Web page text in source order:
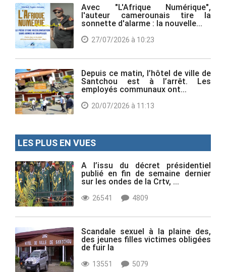
Avec "L'Afrique Numérique",
l'auteur camerounais tire la
sonnette d'alarme : la nouvelle...
27/07/2026 à 10:23
Depuis ce matin, l’hôtel de ville de
Santchou est à l’arrêt. Les
employés communaux ont...
20/07/2026 à 11:13
LES PLUS EN VUES
A l’issu du décret présidentiel
publié en fin de semaine dernier
sur les ondes de la Crtv, ...
26541 4809
Scandale sexuel à la plaine des,
des jeunes filles victimes obligées
de fuir la
13551 5079